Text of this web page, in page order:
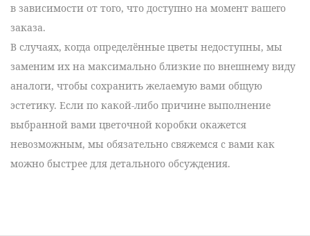
в зависимости от того, что доступно на момент вашего
заказа.
В случаях, когда определённые цветы недоступны, мы
заменим их на максимально близкие по внешнему виду
аналоги, чтобы сохранить желаемую вами общую
эстетику. Если по какой-либо причине выполнение
выбранной вами цветочной коробки окажется
невозможным, мы обязательно свяжемся с вами как
можно быстрее для детального обсуждения.